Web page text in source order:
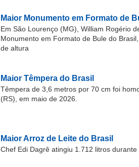
Maior Monumento em Formato de
Em São Lourenço (MG), William Rogério
Monumento em Formato de Bule do
de altura
Maior Têmpera do Brasil
Têmpera de 3,6 metros por 70 cm foi
(RS), em maio de 2026.
Maior Arroz de Leite do Brasil
Chef Edi Dagrê atingiu 1.712 litros